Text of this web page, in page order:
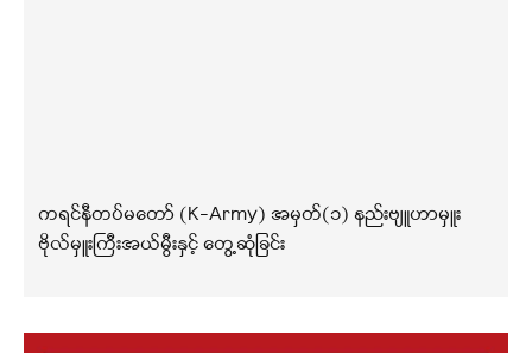
ကရင်နီတပ်မတော် (K-Army) အမှတ်(၁) နည်းဗျူဟာမှူး
ဗိုလ်မှူးကြီးအယ်မွီးနှင့် တွေ့ဆုံခြင်း